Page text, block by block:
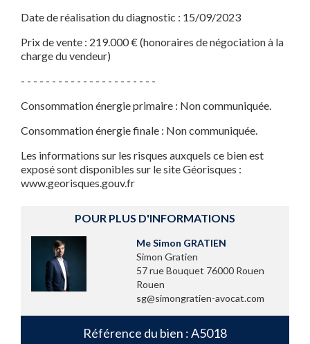
Date de réalisation du diagnostic : 15/09/2023
Prix de vente : 219.000 € (honoraires de négociation à la
charge du vendeur)
- - - - - - - - - - - - - - - - - - - - - -
Consommation énergie primaire : Non communiquée.
Consommation énergie finale : Non communiquée.
Les informations sur les risques auxquels ce bien est
exposé sont disponibles sur le site Géorisques :
www.georisques.gouv.fr
POUR PLUS D'INFORMATIONS
Me Simon GRATIEN
Simon Gratien
57 rue Bouquet 76000 Rouen
Rouen
sg@simongratien-avocat.com
Référence du bien : A5018